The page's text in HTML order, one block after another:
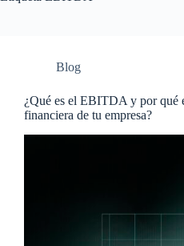
Blog
¿Qué es el EBITDA y por qué
financiera de tu empresa?